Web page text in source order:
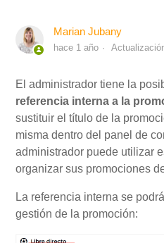
Publicación y Difusión
Integraciones
Mi Cuenta
Videotutoriales
Preguntas Frecuentes
Marian Jubany
hace 1 año
El administrador tiene la
referencia interna a la
sustituir el título de la
misma dentro del panel de
administrador puede utilizar
organizar sus promociones
La referencia interna se
gestión de la promoción: